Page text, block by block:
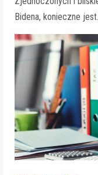
Bidena, konieczne